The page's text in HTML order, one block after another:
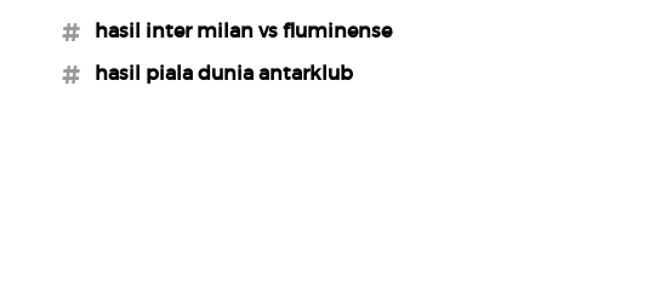
#hasil inter milan vs fluminense
#hasil piala dunia antarklub